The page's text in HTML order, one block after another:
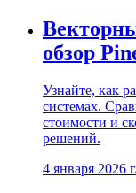
обзор
Узнайте, как
системах.
стоимости и
решений.
4 января 2026 г.